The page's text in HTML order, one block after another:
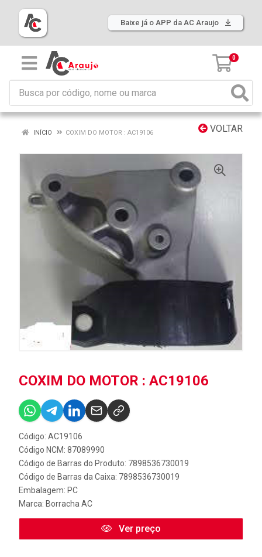
Baixe já o APP da AC Araujo
0
VOLTAR
INÍCIO COXIM DO MOTOR : AC19106
COXIM DO MOTOR : AC19106
Código: AC19106
Código NCM: 87089990
Código de Barras do Produto: 7898536730019
Código de Barras da Caixa: 7898536730019
Embalagem: PC
Marca: Borracha AC
Ver preço